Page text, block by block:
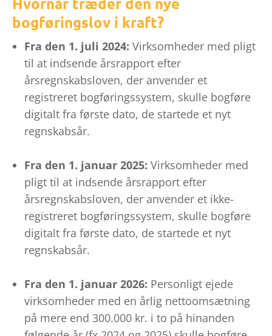
bogføringslov i kraft?
Fra den 1. juli 2024: Virksomheder med pligt
til at indsende årsrapport efter
årsregnskabsloven, der anvender et
registreret bogføringssystem, skulle bogføre
digitalt fra første dato, de startede et nyt
regnskabsår.
Fra den 1. januar 2025: Virksomheder med
pligt til at indsende årsrapport efter
årsregnskabsloven, der anvender et ikke-
registreret bogføringssystem, skulle bogføre
digitalt fra første dato, de startede et nyt
regnskabsår.
Fra den 1. januar 2026: Personligt ejede
virksomheder med en årlig nettoomsætning
på mere end 300.000 kr. i to på hinanden